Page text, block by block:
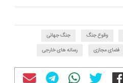
وقوع جنگ
جنگ جهانی
فضای مجازی رسانه های خارجی